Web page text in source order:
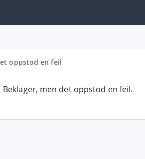
oppstod en feil
Beklager, men det oppstod en feil.